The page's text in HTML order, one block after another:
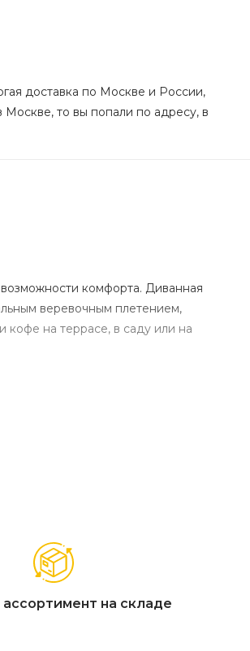
доставка по Москве и России,
Москве, то вы попали по адресу, в
комфорта. Диванная
веревочным плетением,
кофе на террасе, в саду или на
монолитный стол из
на складе